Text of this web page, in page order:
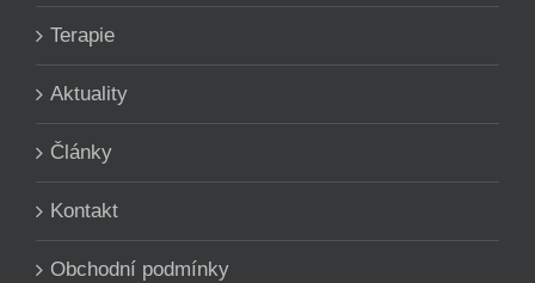
Terapie
Aktuality
Články
Kontakt
Obchodní podmínky